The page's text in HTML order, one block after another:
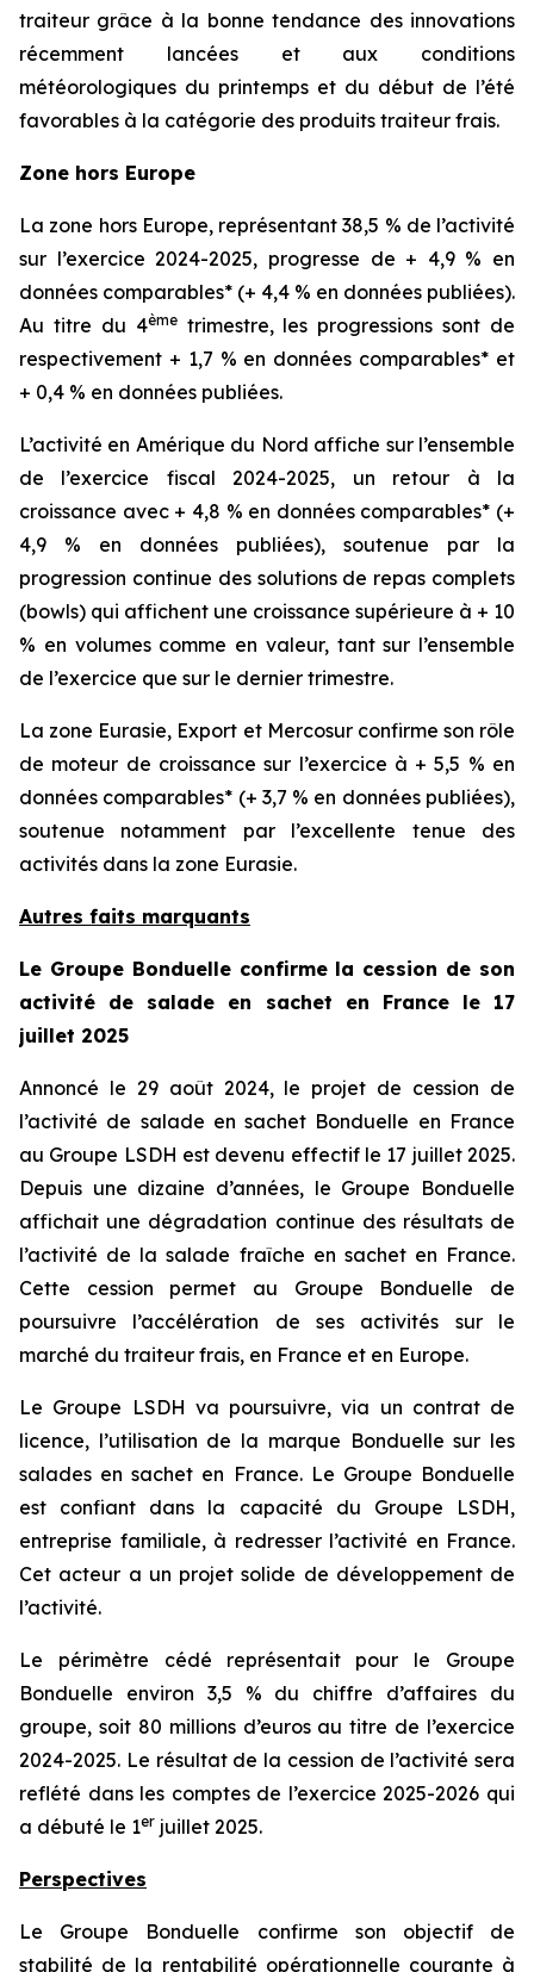
traiteur grâce à la bonne tendance des innovations
récemment lancées et aux conditions
météorologiques du printemps et du début de l’été
favorables à la catégorie des produits traiteur frais.
Zone hors Europe
La zone hors Europe, représentant 38,5 % de l’activité
sur l’exercice 2024-2025, progresse de + 4,9 % en
données comparables* (+ 4,4 % en données publiées).
Au titre du 4èmetrimestre, les progressions sont de
respectivement + 1,7 % en données comparables* et
+ 0,4 % en données publiées.
L’activité en Amérique du Nord affiche sur l’ensemble
de l’exercice fiscal 2024-2025, un retour à la
croissance avec + 4,8 % en données comparables* (+
4,9 % en données publiées), soutenue par la
progression continue des solutions de repas complets
(bowls) qui affichent une croissance supérieure à + 10
% en volumes comme en valeur, tant sur l’ensemble
de l’exercice que sur le dernier trimestre.
La zone Eurasie, Export et Mercosur confirme son rôle
de moteur de croissance sur l’exercice à + 5,5 % en
données comparables* (+ 3,7 % en données publiées),
soutenue notamment par l’excellente tenue des
activités dans la zone Eurasie.
Autres faits marquants
Le Groupe Bonduelle confirme la cession de son
activité de salade en sachet en France le 17
juillet 2025
Annoncé le 29 août 2024, le projet de cession de
l’activité de salade en sachet Bonduelle en France
au Groupe LSDH est devenu effectif le 17 juillet 2025.
Depuis une dizaine d’années, le Groupe Bonduelle
affichait une dégradation continue des résultats de
l’activité de la salade fraîche en sachet en France.
Cette cession permet au Groupe Bonduelle de
poursuivre l’accélération de ses activités sur le
marché du traiteur frais, en France et en Europe.
Le Groupe LSDH va poursuivre, via un contrat de
licence, l’utilisation de la marque Bonduelle sur les
salades en sachet en France. Le Groupe Bonduelle
est confiant dans la capacité du Groupe LSDH,
entreprise familiale, à redresser l’activité en France.
Cet acteur a un projet solide de développement de
l’activité.
Le périmètre cédé représentait pour le Groupe
Bonduelle environ 3,5 % du chiffre d’affaires du
groupe, soit 80 millions d’euros au titre de l’exercice
2024-2025. Le résultat de la cession de l’activité sera
reflété dans les comptes de l’exercice 2025-2026 qui
a débuté le 1er juillet 2025.
Perspectives
Le Groupe Bonduelle confirme son objectif de
stabilité de la rentabilité opérationnelle courante à